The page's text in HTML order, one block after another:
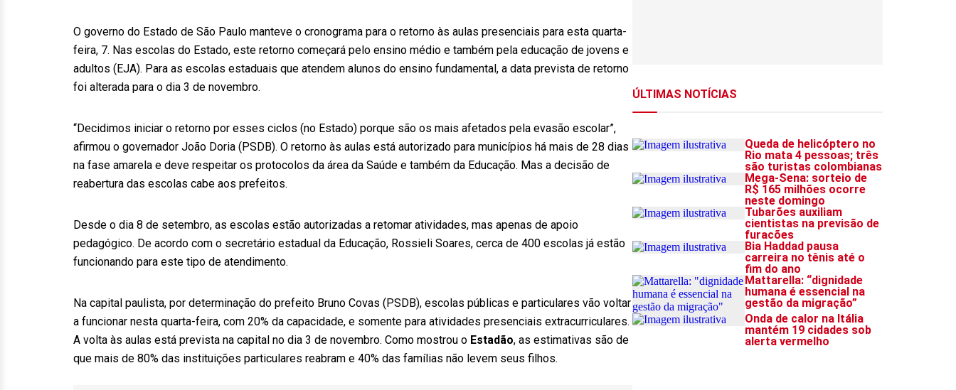
O governo do Estado de São Paulo manteve o cronograma para o retorno às aulas presenciais para esta quarta-
feira, 7. Nas escolas do Estado, este retorno começará pelo ensino médio e também pela educação de jovens e
adultos (EJA). Para as escolas estaduais que atendem alunos do ensino fundamental, a data prevista de retorno
foi alterada para o dia 3 de novembro.
“Decidimos iniciar o retorno por esses ciclos (no Estado) porque são os mais afetados pela evasão escolar”,
afirmou o governador João Doria (PSDB). O retorno às aulas está autorizado para municípios há mais de 28 dias
na fase amarela e deve respeitar os protocolos da área da Saúde e também da Educação. Mas a decisão de
reabertura das escolas cabe aos prefeitos.
Desde o dia 8 de setembro, as escolas estão autorizadas a retomar atividades, mas apenas de apoio
pedagógico. De acordo com o secretário estadual da Educação, Rossieli Soares, cerca de 400 escolas já estão
funcionando para este tipo de atendimento.
Na capital paulista, por determinação do prefeito Bruno Covas (PSDB), escolas públicas e particulares vão voltar
a funcionar nesta quarta-feira, com 20% da capacidade, e somente para atividades presenciais extracurriculares.
A volta às aulas está prevista na capital no dia 3 de novembro. Como mostrou o Estadão, as estimativas são de
que mais de 80% das instituições particulares reabram e 40% das famílias não levem seus filhos.